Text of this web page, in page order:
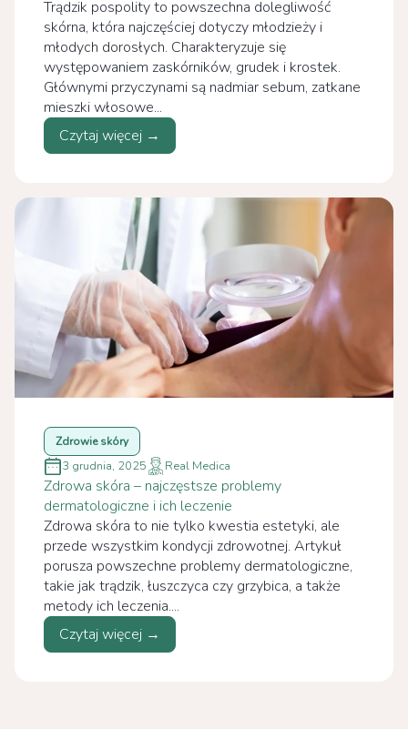
Trądzik pospolity to powszechna dolegliwość
skórna, która najczęściej dotyczy młodzieży i
młodych dorosłych. Charakteryzuje się
występowaniem zaskórników, grudek i krostek.
Głównymi przyczynami są nadmiar sebum, zatkane
mieszki włosowe...
Czytaj więcej →
Zdrowie skóry
3 grudnia, 2025 Real Medica
Zdrowa skóra – najczęstsze problemy
dermatologiczne i ich leczenie
Zdrowa skóra to nie tylko kwestia estetyki, ale
przede wszystkim kondycji zdrowotnej. Artykuł
porusza powszechne problemy dermatologiczne,
takie jak trądzik, łuszczyca czy grzybica, a także
metody ich leczenia....
Czytaj więcej →